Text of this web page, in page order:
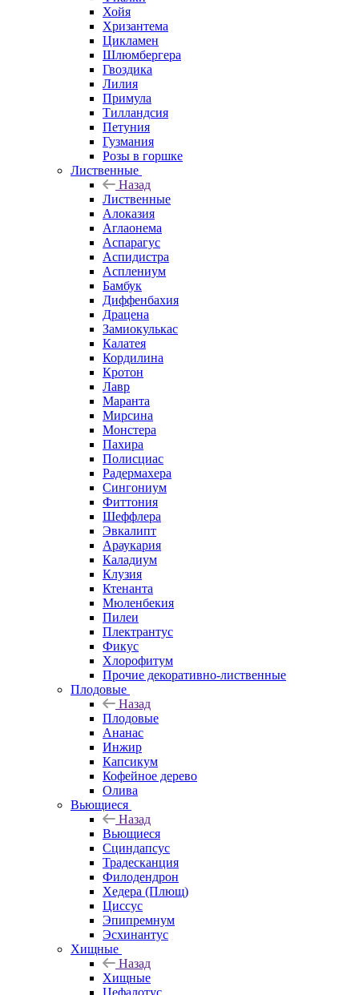
Хойя
Хризантема
Цикламен
Шлюмбергера
Гвоздика
Лилия
Примула
Тилландсия
Петуния
Гузмания
Розы в горшке
Лиственные
Назад
Лиственные
Алоказия
Аглаонема
Аспарагус
Аспидистра
Асплениум
Бамбук
Диффенбахия
Драцена
Замиокулькас
Калатея
Кордилина
Кротон
Лавр
Маранта
Мирсина
Монстера
Пахира
Полисциас
Радермахера
Сингониум
Фиттония
Шеффлера
Эвкалипт
Араукария
Каладиум
Клузия
Ктенанта
Мюленбекия
Пилеи
Плектрантус
Фикус
Хлорофитум
Прочие декоративно-лиственные
Плодовые
Назад
Плодовые
Ананас
Инжир
Капсикум
Кофейное дерево
Олива
Вьющиеся
Назад
Вьющиеся
Сциндапсус
Традесканция
Филодендрон
Хедера (Плющ)
Циссус
Эпипремнум
Эсхинантус
Хищные
Назад
Хищные
Цефалотус